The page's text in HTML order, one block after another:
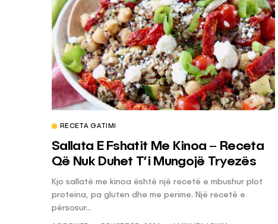
RECETA GATIMI
Sallata E Fshatit Me Kinoa – Receta
Që Nuk Duhet T’i Mungojë Tryezës
Kjo sallatë me kinoa është një recetë e mbushur plot
proteina, pa gluten dhe me perime. Një recetë e
përsosur...